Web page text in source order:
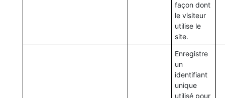
façon dont
le visiteur
utilise le
site.
Enregistre
un
identifiant
unique
utilisé pour